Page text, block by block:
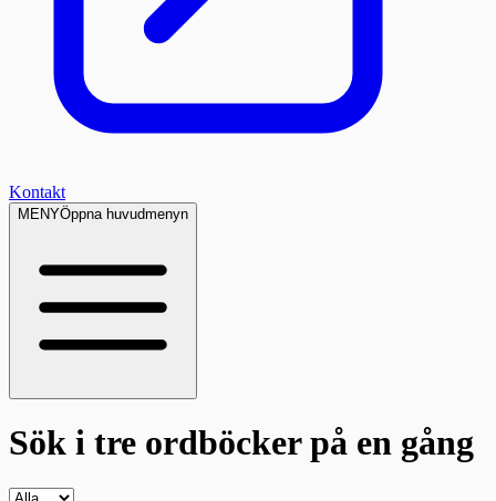
Kontakt
MENYÖppna huvudmenyn
Sök i tre ordböckerpå en gång